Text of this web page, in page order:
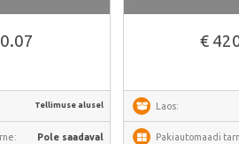
Tellimuse alusel
Pole saadaval
€
Laos:
Pakiautomaadi